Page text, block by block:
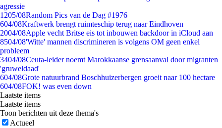
agressie
1205/08Random Pics van de Dag #1976
604/08Kraftwerk brengt ruimteschip terug naar Eindhoven
2004/08Apple vecht Britse eis tot inbouwen backdoor in iCloud aan
8504/08'Witte' mannen discrimineren is volgens OM geen enkel
probleem
3404/08Ceuta-leider noemt Marokkaanse grensaanval door migranten
'gruweldaad'
604/08Grote natuurbrand Boschhuizerbergen groeit naar 100 hectare
604/08FOK! was even down
Laatste items
Laatste items
Toon berichten uit deze thema's
Actueel